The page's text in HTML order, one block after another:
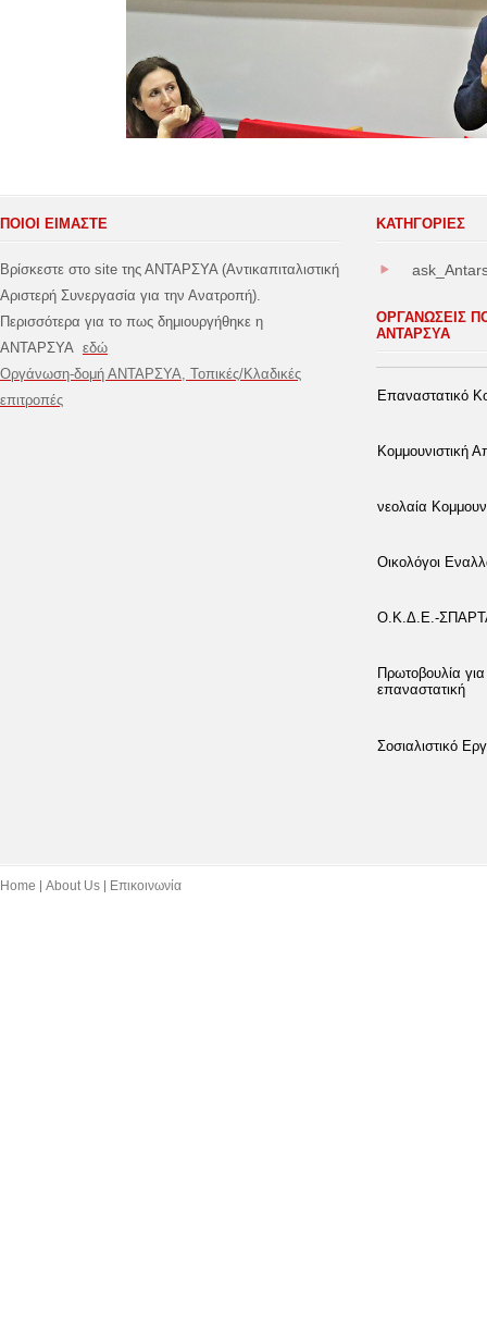
ΠΟΙΟΙ ΕΙΜΑΣΤΕ
Βρίσκεστε στο site της ΑΝΤΑΡΣΥΑ (Αντικαπιταλιστική
Αριστερή Συνεργασία για την Ανατροπή).
Περισσότερα για το πως δημιουργήθηκε η
ΑΝΤΑΡΣΥΑ εδώ
Οργάνωση-δομή ΑΝΤΑΡΣΥΑ, Τοπικές/Κλαδικές
επιτροπές
ΚΑΤΗΓΟΡΊΕΣ
ΟΡΓΑΝΩΣΕΙΣ
ΑΝΤΑΡΣΥΑ
Επαναστατικό
Κομμουνιστική
νεολαία
Οικολόγοι
Ο.Κ.Δ.Ε.-
Πρωτοβουλία
επαναστατική
Σοσιαλιστικό
Home About Us Επικοινωνία